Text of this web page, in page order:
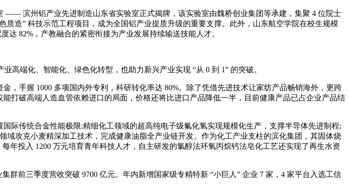
滨州铝产业先进制造山东省实验室正式揭牌，该实验室由魏桥创业集团等承建，集聚 4 位院士
造” 科技示范工程项目，成为全国铝产业提质升级的重要支撑。此外，山东航空学院在校生规模
达 82%，产教融合的紧密衔接为产业发展持续输送技能人才。
端化、智能化、绿色化转型，也助力新兴产业实现 “从 0 到 1” 的突破。
手握 1000 多项国内外专利，科研转化率达 80%。除了凭借先进技术让家纺产品畅销海外，更跨
打破高端人造血管依赖进口的局面，价格还将比进口产品降低一半，目前健康产品已占企业产品结
传统合金性能极限;精细化工领域的超高纯电子级氟化氢实现规模化生产，支撑半导体先进制程;
域攻克小麦精深加工技术，完成健康油脂全产业链开发。作为化工产业支柱的滨化集团，其固体烧
投入 1200 万元培育青年科技人才，自主研发的氯醇法环氧丙烷钙法皂化工艺还实现了再生水资
前三季度营收突破 9700 亿元。年内新增国家级专精特新 “小巨人” 企业 7 家，4 家平台入选工信